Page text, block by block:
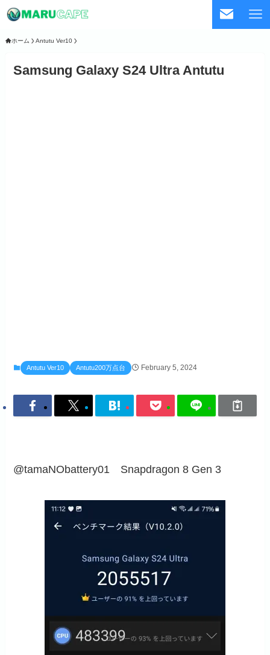
ホーム Antutu Ver10
Samsung Galaxy S24 Ultra Antutu
Antutu Ver10 Antutu200万点台 February 5, 2024
@tamaNObattery01 Snapdragon 8 Gen 3